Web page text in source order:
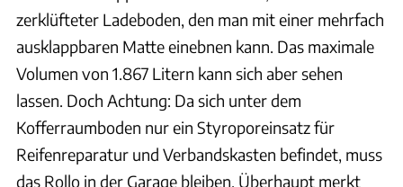
zerklüfteter Ladeboden, den man mit einer mehrfach
ausklappbaren Matte einebnen kann. Das maximale
Volumen von 1.867 Litern kann sich aber sehen
lassen. Doch Achtung: Da sich unter dem
Kofferraumboden nur ein Styroporeinsatz für
Reifenreparatur und Verbandskasten befindet, muss
das Rollo in der Garage bleiben. Überhaupt merkt